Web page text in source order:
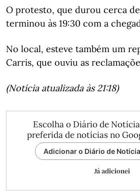
O protesto, que durou cerca
terminou às 19:30 com a
No local, esteve também um
Carris, que ouviu as
(Notícia atualizada às 21:18)
Escolha o Diário de
preferida de notícias no
Adicionar o Diário de
Já adicionei